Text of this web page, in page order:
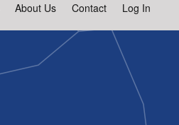
About Us Contact Log In